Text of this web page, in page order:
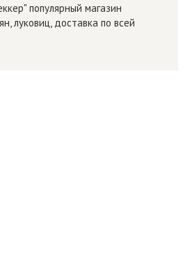
популярный магазин
луковиц, доставка по всей